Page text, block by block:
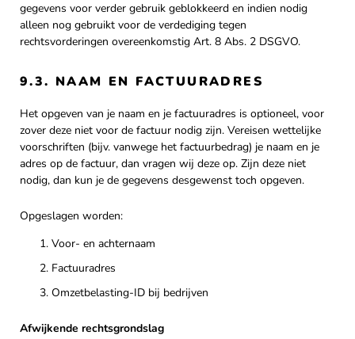
gegevens voor verder gebruik geblokkeerd en indien nodig
alleen nog gebruikt voor de verdediging tegen
rechtsvorderingen overeenkomstig Art. 8 Abs. 2 DSGVO.
9.3. NAAM EN FACTUURADRES
Het opgeven van je naam en je factuuradres is optioneel, voor
zover deze niet voor de factuur nodig zijn. Vereisen wettelijke
voorschriften (bijv. vanwege het factuurbedrag) je naam en je
adres op de factuur, dan vragen wij deze op. Zijn deze niet
nodig, dan kun je de gegevens desgewenst toch opgeven.
Opgeslagen worden:
Voor- en achternaam
Factuuradres
Omzetbelasting-ID bij bedrijven
Afwijkende rechtsgrondslag